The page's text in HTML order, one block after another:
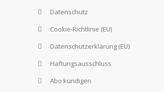
Datenschutz
Cookie-Richtlinie (EU)
Datenschutzerklärung (EU)
Haftungsausschluss
Abo kündigen